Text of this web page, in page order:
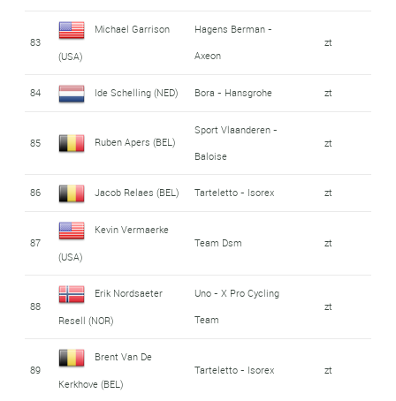
83
Michael Garrison
(USA)
Hagens Berman -
Axeon
zt
84 Ide Schelling (NED) Bora - Hansgrohe zt
85 Ruben Apers (BEL)
Sport Vlaanderen -
Baloise
zt
86 Jacob Relaes (BEL) Tarteletto - Isorex zt
87
Kevin Vermaerke
(USA)
Team Dsm zt
88
Erik Nordsaeter
Resell (NOR)
Uno - X Pro Cycling
Team
zt
89
Brent Van De
Kerkhove (BEL)
Tarteletto - Isorex zt